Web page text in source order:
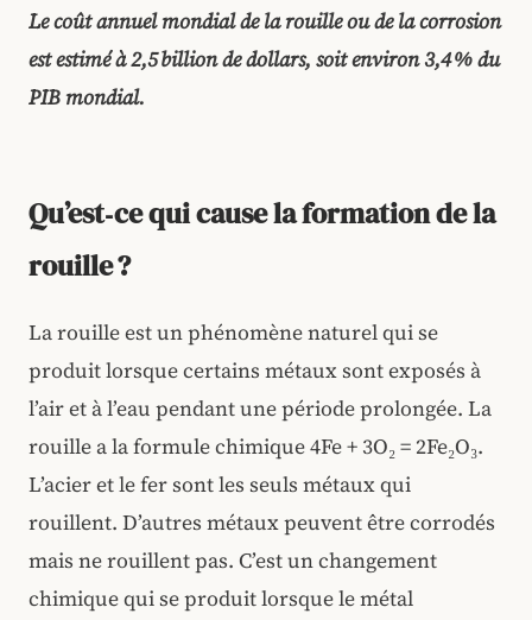
Le coût annuel mondial de la rouille ou de la corrosion
est estimé à 2,5 billion de dollars, soit environ 3,4 % du
PIB mondial.
Qu’est‑ce qui cause la formation de la
rouille ?
La rouille est un phénomène naturel qui se
produit lorsque certains métaux sont exposés à
l’air et à l’eau pendant une période prolongée. La
rouille a la formule chimique 4Fe + 3O₂ = 2Fe₂O₃.
L’acier et le fer sont les seuls métaux qui
rouillent. D’autres métaux peuvent être corrodés
mais ne rouillent pas. C’est un changement
chimique qui se produit lorsque le métal